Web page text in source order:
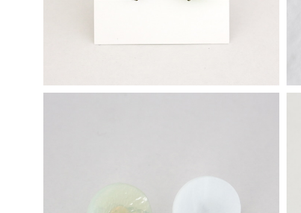
【一点物イヤリング】長谷川昌彦／Milky